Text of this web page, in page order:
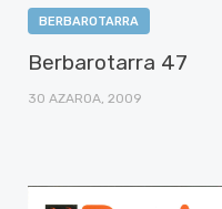
BERBAROTARRA
Berbarotarra 47
30 AZAROA, 2009